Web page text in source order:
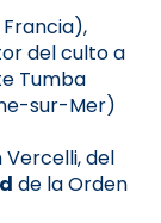
del culto a
Tumba
sur-Mer)
Vercelli, del
de la Orden